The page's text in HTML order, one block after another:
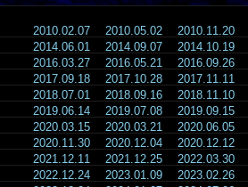
2010.02.07 2010.05.02 2010.11.20
2014.06.01
2014.09.07 2014.10.19
2016.03.27
2016.05.21 2016.09.26
2017.09.18
2017.10.28 2017.11.11
2018.07.01
2018.09.16 2018.11.10
2019.06.14
2019.07.08 2019.09.15
2020.03.15
2020.03.21 2020.06.05
2020.11.30
2020.12.04 2020.12.12
2021.12.11
2021.12.25 2022.03.30
2022.12.24
2023.01.09 2023.02.26